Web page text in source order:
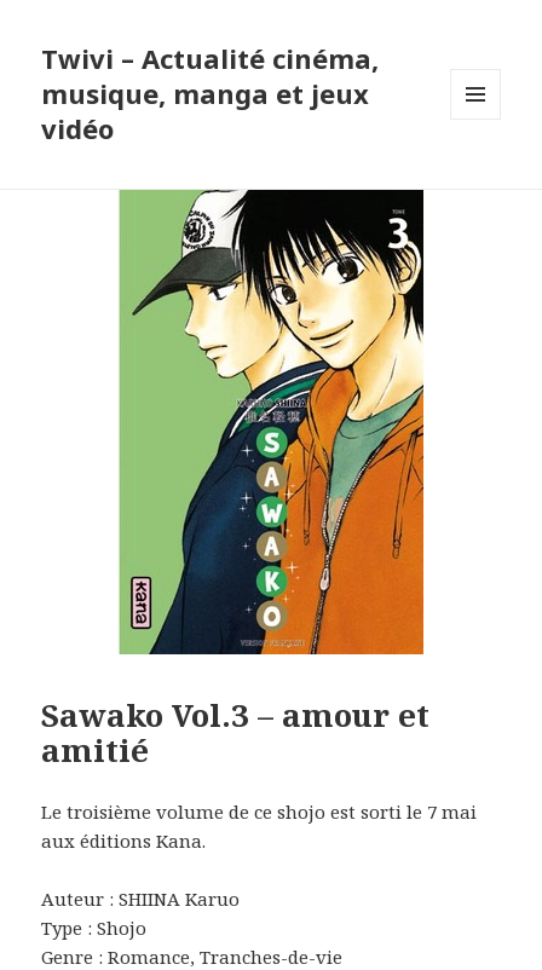
Twivi – Actualité cinéma,
musique, manga et jeux
vidéo
Sawako Vol.3 – amour et
amitié
Le troisième volume de ce shojo est sorti le 7 mai
aux éditions Kana.
Auteur : SHIINA Karuo
Type : Shojo
Genre : Romance, Tranches-de-vie